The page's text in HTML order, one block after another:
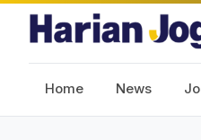
Home News